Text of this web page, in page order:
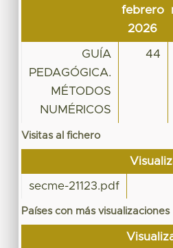
febrero
2026
GUÍA
PEDAGÓGICA.
MÉTODOS
NUMÉRICOS
44
Visitas al fichero
secme-21123.pdf
Países con más visualizaciones